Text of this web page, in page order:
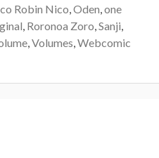
Robin Nico,Oden,one
, Roronoa Zoro,Sanji,
,Volumes,Webcomic